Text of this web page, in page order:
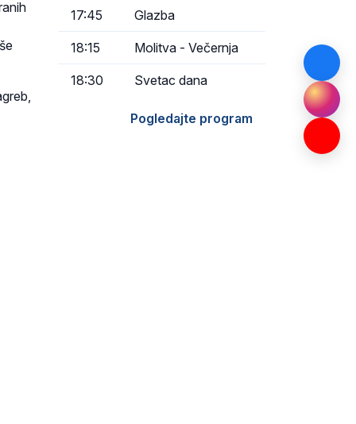
17:45 Glazba
18:15 Molitva - Večernja
18:30 Svetac dana
Pogledajte program